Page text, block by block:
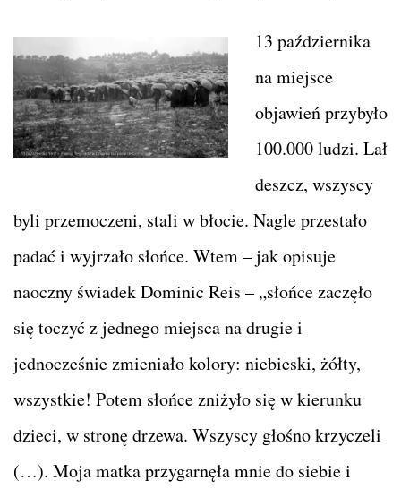
13 października
na miejsce
objawień przybyło
100.000 ludzi. Lał
deszcz, wszyscy
byli przemoczeni, stali w błocie. Nagle przestało
padać i wyjrzało słońce. Wtem – jak opisuje
naoczny świadek Dominic Reis – „słońce zaczęło
się toczyć z jednego miejsca na drugie i
jednocześnie zmieniało kolory: niebieski, żółty,
wszystkie! Potem słońce zniżyło się w kierunku
dzieci, w stronę drzewa. Wszyscy głośno krzyczeli
(…). Moja matka przygarnęła mnie do siebie i